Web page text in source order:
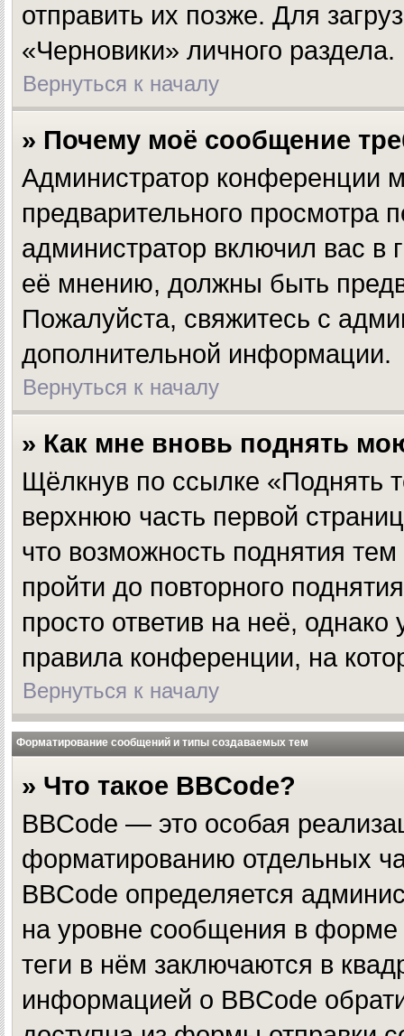
отправить их позже. Для
«Черновики» личного раздела.
Вернуться к началу
» Почему моё сообщение
Администратор конференции
предварительного просмотра
администратор включил вас в
её мнению, должны быть
Пожалуйста, свяжитесь с
дополнительной информации.
Вернуться к началу
» Как мне вновь поднять
Щёлкнув по ссылке «Поднять
верхнюю часть первой
что возможность поднятия
пройти до повторного
просто ответив на неё,
правила конференции, на
Вернуться к началу
Форматирование сообщений и типы создаваемых тем
» Что такое BBCode?
BBCode — это особая
форматированию отдельных
BBCode определяется
на уровне сообщения в форме
теги в нём заключаются в
информацией о BBCode